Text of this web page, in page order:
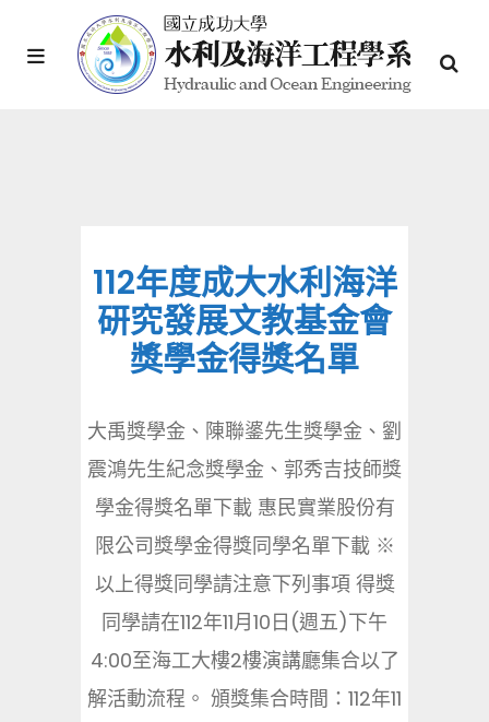
112年度成大水利海洋
研究發展文教基金會
獎學金得獎名單
大禹獎學金、陳聯錃先生獎學金、劉
震鴻先生紀念獎學金、郭秀吉技師獎
學金得獎名單下載 惠民實業股份有
限公司獎學金得獎同學名單下載 ※
以上得獎同學請注意下列事項 得獎
同學請在112年11月10日(週五)下午
4:00至海工大樓2樓演講廳集合以了
解活動流程。 頒獎集合時間：112年11